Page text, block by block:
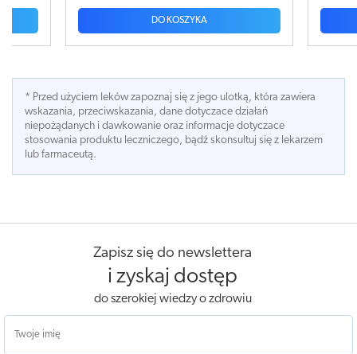
DO KOSZYKA
* Przed użyciem leków zapoznaj się z jego ulotką, która zawiera
wskazania, przeciwskazania, dane dotyczace działań
niepożądanych i dawkowanie oraz informacje dotyczace
stosowania produktu leczniczego, bądź skonsultuj się z lekarzem
lub farmaceutą.
Zapisz się do newslettera
i zyskaj dostęp
do szerokiej wiedzy o zdrowiu